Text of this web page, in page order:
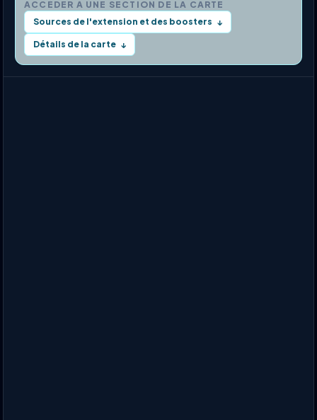
ACCÉDER À UNE SECTION DE LA CARTE
Sources de l'extension et des boosters ↓
Détails de la carte ↓